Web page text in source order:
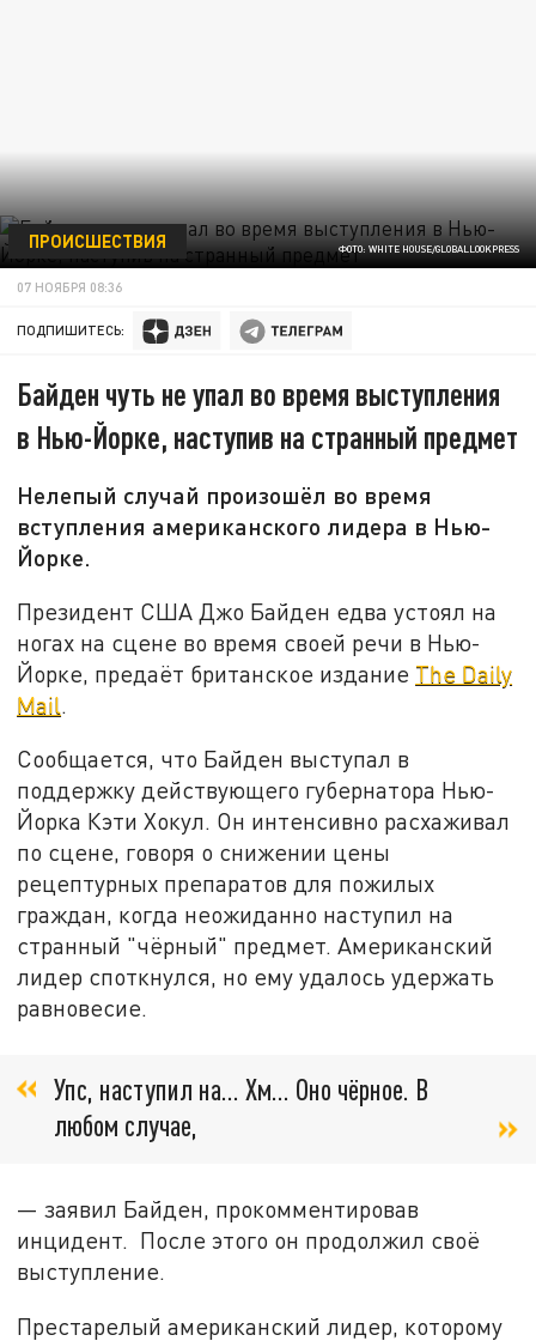
ФОТО: WHITE HOUSE/GLOBALLOOKPRESS
ПРОИСШЕСТВИЯ
07 НОЯБРЯ 08:36
ПОДПИШИТЕСЬ:
Байден чуть не упал во время выступления
в Нью-Йорке, наступив на странный предмет
Нелепый случай произошёл во время
вступления американского лидера в Нью-
Йорке.
Президент США Джо Байден едва устоял на
ногах на сцене во время своей речи в Нью-
Йорке, предаёт британское издание The Daily
Mail.
Сообщается, что Байден выступал в
поддержку действующего губернатора Нью-
Йорка Кэти Хокул. Он интенсивно расхаживал
по сцене, говоря о снижении цены
рецептурных препаратов для пожилых
граждан, когда неожиданно наступил на
странный "чёрный" предмет. Американский
лидер споткнулся, но ему удалось удержать
равновесие.
Упс, наступил на… Хм… Оно чёрное. В
любом случае,
— заявил Байден, прокомментировав
инцидент. После этого он продолжил своё
выступление.
Престарелый американский лидер, которому